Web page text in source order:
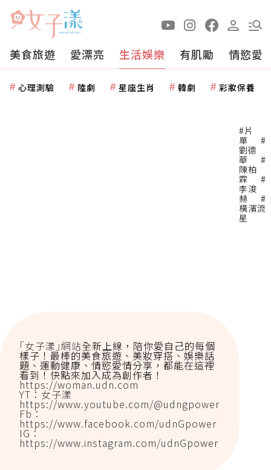
美食旅遊 愛漂亮 生活娛樂 有肌勵 情慾愛
心理測驗 陸劇 星座生肖 韓劇 彩妝保養
｢女子漾｣網站全新上線，陪你愛自己的每個
樣子！最棒的美食旅遊、美妝穿搭、娛樂話
題、運動健康、情慾愛情分享，都能在這裡
看到！快點來加入成為創作者！
https://woman.udn.com
YT：女子漾
https://www.youtube.com/@udngpower
Fb：
https://www.facebook.com/udnGpower
IG：
https://www.instagram.com/udnGpower
#片
單
#
劉德
華
#
陳柏
霖
#
李浚
赫
#
橫濱流
星